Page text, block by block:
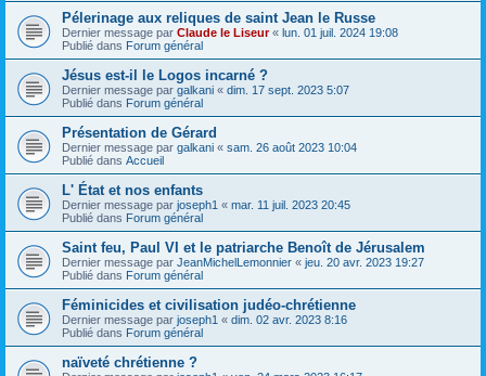
Pélerinage aux reliques de saint Jean le Russe
Dernier message par Claude le Liseur« lun. 01 juil. 2024 19:08
Publié dans Forum général
Jésus est-il le Logos incarné ?
Dernier message par galkani « dim. 17 sept. 2023 5:07
Publié dans Forum général
Présentation de Gérard
Dernier message par galkani « sam. 26 août 2023 10:04
Publié dans Accueil
L' État et nos enfants
Dernier message par joseph1 « mar. 11 juil. 2023 20:45
Publié dans Forum général
Saint feu, Paul VI et le patriarche Benoît de Jérusalem
Dernier message par JeanMichelLemonnier « jeu. 20 avr. 2023 19:27
Publié dans Forum général
Féminicides et civilisation judéo-chrétienne
Dernier message par joseph1 « dim. 02 avr. 2023 8:16
Publié dans Forum général
naïveté chrétienne ?